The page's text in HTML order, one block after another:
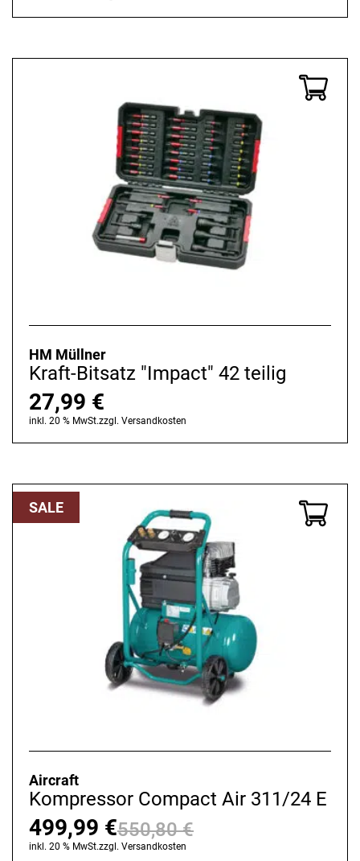
HM Müllner
Kraft-Bitsatz "Impact" 42 teilig
27,99 €
inkl. 20 % MwSt.zzgl. Versandkosten
SALE
Aircraft
Kompressor Compact Air 311/24 E
550,80€
499,99 €
inkl. 20 % MwSt.zzgl. Versandkosten